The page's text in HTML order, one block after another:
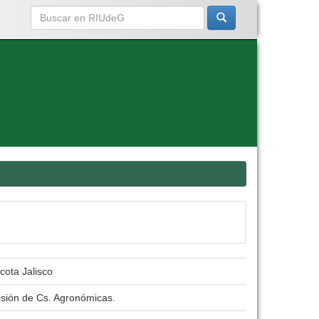
Jalisco
de Cs. Agronómicas.